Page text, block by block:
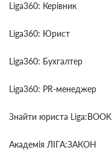
Liga360: Керівник
Liga360: Юрист
Liga360: Бухгалтер
Liga360: PR-менеджер
Знайти юриста Liga:BOOK
Академія ЛІГА:ЗАКОН